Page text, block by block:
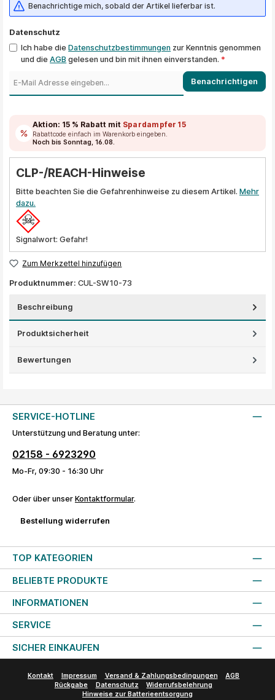
Benachrichtige mich, sobald der Artikel lieferbar ist.
Datenschutz
Ich habe dieDatenschutzbestimmungen zur Kenntnis genommen
und dieAGB gelesen und bin mit ihnen einverstanden.*
Benachrichtigen
Aktion: 15 % Rabatt mit Spardampfer15
Rabattcode einfach im Warenkorb eingeben.
Noch bis Sonntag, 16.08.
CLP-/REACH-Hinweise
Bitte beachten Sie die Gefahrenhinweise zu diesem Artikel. Mehr
dazu.
Signalwort: Gefahr!
Zum Merkzettel hinzufügen
Produktnummer: CUL-SW10-73
Beschreibung
Produktsicherheit
Bewertungen
SERVICE-HOTLINE
Unterstützung und Beratung unter:
02158 - 6923290
Mo-Fr, 09:30 - 16:30 Uhr
Oder über unser Kontaktformular.
Bestellung widerrufen
TOP KATEGORIEN
BELIEBTE PRODUKTE
INFORMATIONEN
SERVICE
SICHER EINKAUFEN
Kontakt Impressum Versand & Zahlungsbedingungen
AGB
Rückgabe
Datenschutz
Widerrufsbelehrung
Hinweise zur Batterieentsorgung